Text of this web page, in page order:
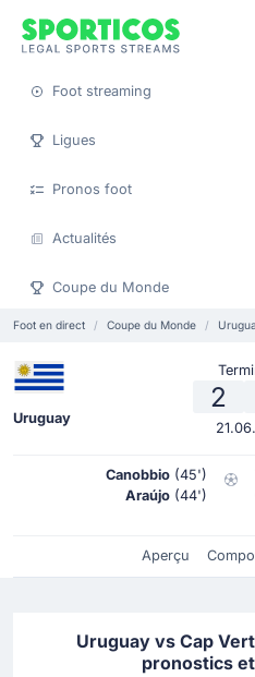
Foot streaming
Ligues
Pronos foot
Actualités
Coupe du Monde
Foot en direct Coupe du Monde
Uruguay
2
Canobbio (45')
Araújo (44')
Aperçu
Uruguay vs Cap
pronostics